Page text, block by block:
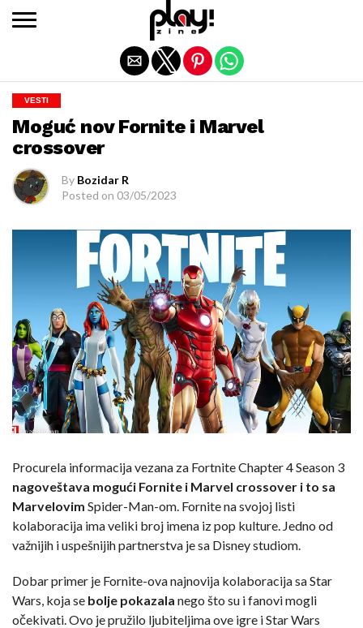
VESTI
Moguć nov Fornite i Marvel
crossover
By Bozidar R
Posted on 03/05/2023
Procurela informacija vezana za Fortnite Chapter 4 Season 3
nagoveštava mogući Fornite i Marvel crossover i to sa
Marvelovim Spider-Man-om. Fornite na svojoj listi
kolaboracija ima veliki broj imena iz pop kulture. Jedno od
važnijih i uspešnijih partnerstva je sa Disney studiom.
Dobar primer je Fornite-ova najnovija kolaboracija sa Star
Wars, koja se bolje pokazala nego što su i fanovi mogli
očekivati. Ovo je pružilo ljubiteljima ove igre i Star Wars
Exit mobile version